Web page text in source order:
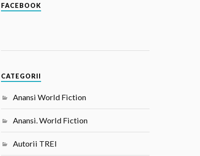
FACEBOOK
CATEGORII
Anansi World Fiction
Anansi. World Fiction
Autorii TREI